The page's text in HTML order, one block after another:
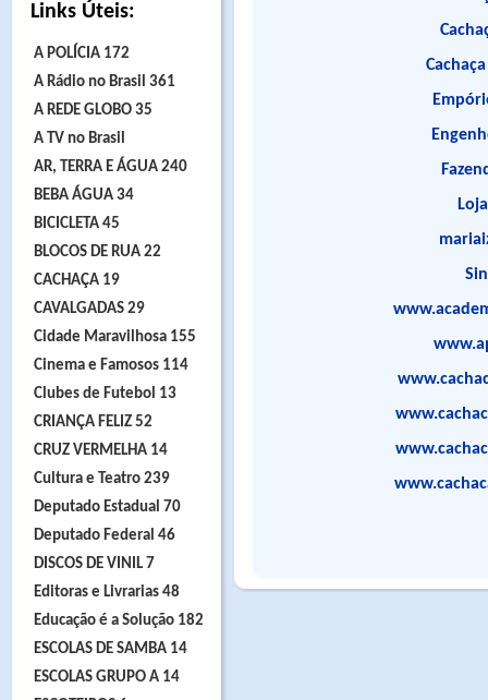
Links Úteis:
A POLÍCIA 172
A Rádio no Brasil 361
A REDE GLOBO 35
A TV no Brasil
AR, TERRA E ÁGUA 240
BEBA ÁGUA 34
BICICLETA 45
BLOCOS DE RUA 22
CACHAÇA 19
CAVALGADAS 29
Cidade Maravilhosa 155
Cinema e Famosos 114
Clubes de Futebol 13
CRIANÇA FELIZ 52
CRUZ VERMELHA 14
Cultura e Teatro 239
Deputado Estadual 70
Deputado Federal 46
DISCOS DE VINIL 7
Editoras e Livrarias 48
Educação é a Solução 182
ESCOLAS DE SAMBA 14
ESCOLAS GRUPO A 14